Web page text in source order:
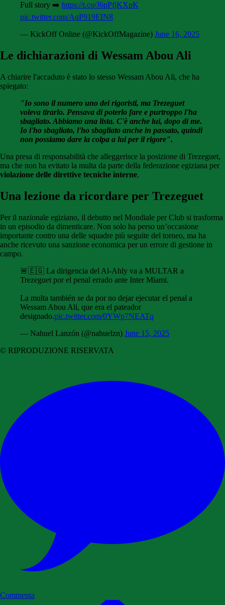
Full story ➡️ https://t.co/J6pPfjKXpK
pic.twitter.com/AqP919EIN8
— KickOff Online (@KickOffMagazine) June 16, 2025
Le dichiarazioni di Wessam Abou Ali
A chiarire l'accaduto è stato lo stesso Wessam Abou Ali, che ha
spiegato:
"Io sono il numero uno dei rigoristi, ma Trezeguet
voleva tirarlo. Pensava di poterlo fare e purtroppo l'ha
sbagliato. Abbiamo una lista. C'è anche lui, dopo di me.
Io l'ho sbagliato, l'ho sbagliato anche in passato, quindi
non possiamo dare la colpa a lui per il rigore".
Una presa di responsabilità che alleggerisce la posizione di Trezeguet,
ma che non ha evitato la multa da parte della federazione egiziana per
violazione delle direttive tecniche interne.
Una lezione da ricordare per Trezeguet
Per il nazionale egiziano, il debutto nel Mondiale per Club si trasforma
in un episodio da dimenticare. Non solo ha perso un’occasione
importante contro una delle squadre più seguite del torneo, ma ha
anche ricevuto una sanzione economica per un errore di gestione in
campo.
🚨🇪🇬 La dirigencia del Al-Ahly va a MULTAR a
Trezeguet por el penal errado ante Inter Miami.
La multa también se da por no dejar ejecutar el penal a
Wessam Abou Ali, que era el pateador
designado.pic.twitter.com/0YWp7NEATq
— Nahuel Lanzón (@nahuelzn) June 15, 2025
© RIPRODUZIONE RISERVATA
Commenta